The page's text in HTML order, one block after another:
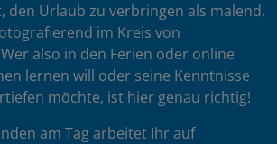
den Urlaub zu verbringen als malend,
im Kreis von
also in den Ferien oder online
lernen will oder seine Kenntnisse
möchte, ist hier genau richtig!
am Tag arbeitet Ihr auf